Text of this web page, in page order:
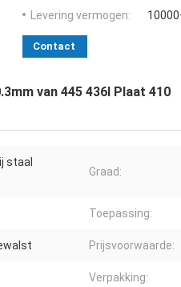
Levering vermogen:
Contact
van 445 436l Plaat 410
staal
Graad:
Toepassing:
Prijsvoorwaarde:
Verpakking: